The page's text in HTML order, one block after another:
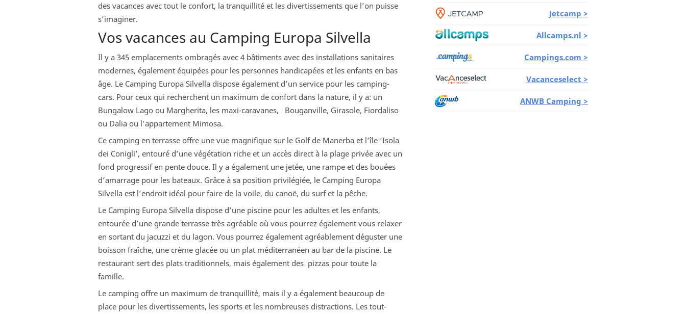
des vacances avec tout le confort, la tranquillité et les divertissements que l’on puisse
s’imaginer.
Vos vacances au Camping Europa Silvella
Il y a 345 emplacements ombragés avec 4 bâtiments avec des installations sanitaires
modernes, également équipées pour les personnes handicapées et les enfants en bas
âge. Le Camping Europa Silvella dispose également d’un service pour les camping-
cars. Pour ceux qui recherchent un maximum de confort dans la nature, il y a: un
Bungalow Lago ou Margherita, les maxi-caravanes, Bouganville, Girasole, Fiordaliso
ou Dalia ou l’appartement Mimosa.
Ce camping en terrasse offre une vue magnifique sur le Golf de Manerba et l’île ‘Isola
dei Conigli’, entouré d’une végétation riche et un accès direct à la plage privée avec un
fond progressif en pente douce. Il y a également une jetée, une rampe et des bouées
d’amarrage pour les bateaux. Grâce à sa position privilégiée, le Camping Europa
Silvella est l’endroit idéal pour faire de la voile, du canoë, du surf et la pêche.
Le Camping Europa Silvella dispose d’une piscine pour les adultes et les enfants,
entourée d’une grande terrasse très agréable où vous pourrez également vous relaxer
en sortant du jacuzzi et du lagon. Vous pourrez également agréablement déguster une
boisson fraîche, une crème glacée ou un plat méditerranéen au bar de la piscine. Le
restaurant sert des plats traditionnels, mais également des pizzas pour toute la
famille.
Le camping offre un maximum de tranquillité, mais il y a également beaucoup de
place pour les divertissements, les sports et les nombreuses distractions. Les tout-
Jetcamp >
Allcamps.nl >
Campings.com >
Vacanceselect >
ANWB Camping >